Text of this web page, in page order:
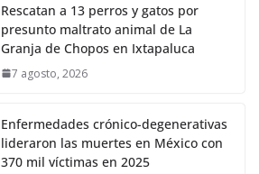
Rescatan a 13 perros y gatos por
presunto maltrato animal de La
Granja de Chopos en Ixtapaluca
7 agosto, 2026
Enfermedades crónico-degenerativas
lideraron las muertes en México con
370 mil víctimas en 2025